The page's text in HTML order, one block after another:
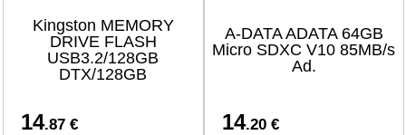
Kingston MEMORY
DRIVE FLASH
USB3.2/128GB
DTX/128GB
14.87 €
A-DATA ADATA 64GB
Micro SDXC V10 85MB/s
Ad.
14.20 €